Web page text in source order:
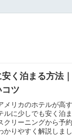
く泊まる方法
ツ
メリカのホテルが
ルに少しでも安く泊
クリーニングから予
かりやすく解説しまし